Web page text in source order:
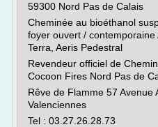
59300 Nord Pas de Calais
Cheminée au bioéthanol
foyer ouvert / contemporaine
Terra, Aeris Pedestral
Revendeur officiel de
Cocoon Fires Nord Pas de
Rêve de Flamme 57 Avenue
Valenciennes
Tel : 03.27.26.28.73